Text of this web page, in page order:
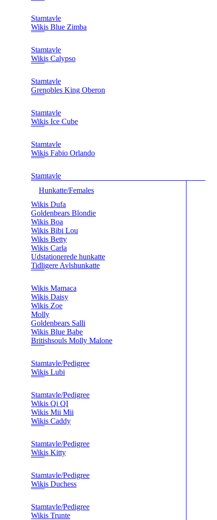
Stamtavle
Wikis Blue Zimba
Stamtavle
Wikis Calypso
Stamtavle
Grenobles King Oberon
Stamtavle
Wikis Ice Cube
Stamtavle
Wikis Fabio Orlando
Stamtavle
Hunkatte/Females
Wikis Dufa
Goldenbears Blondie
Wikis Boa
Wikis Bibi Lou
Wikis Betty
Wikis Carla
Udstationerede hunkatte
Tidligere Avlshunkatte
Wikis Mamaca
Wikis Daisy
Wikis Zoe
Molly
Goldenbears Salli
Wikis Blue Babe
Britishsouls Molly Malone
Stamtavle/Pedigree
Wikis Lubi
Stamtavle/Pedigree
Wikis Qi QI
Wikis Mii Mii
Wikis Caddy
Stamtavle/Pedigree
Wikis Kitty
Stamtavle/Pedigree
Wikis Duchess
Stamtavle/Pedigree
Wikis Trunte